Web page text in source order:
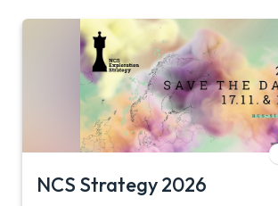
NCS Strategy 2026